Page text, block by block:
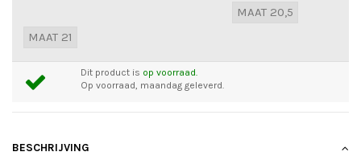
MAAT 20,5
MAAT 21
Dit product is op voorraad.
Op voorraad, maandag geleverd.
BESCHRIJVING